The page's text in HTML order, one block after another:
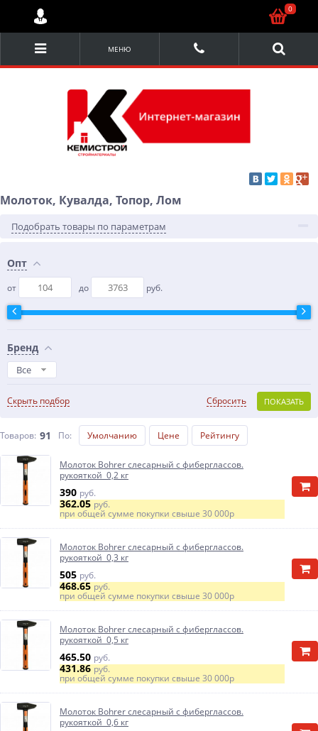
МЕНЮ
Молоток, Кувалда, Топор, Лом
Подобрать товары по параметрам
Опт
от до руб.
Бренд
Все
Скрыть подбор ПОКАЗАТЬ
Сбросить
Товаров: 91 По: Умолчанию Цене Рейтингу
Молоток Bohrer слесарный с фиберглассов.
рукояткой 0,2 кг
390 руб.
362.05руб.
при общей сумме покупки свыше 30 000р
Молоток Bohrer слесарный с фиберглассов.
рукояткой 0,3 кг
505 руб.
468.65руб.
при общей сумме покупки свыше 30 000р
Молоток Bohrer слесарный с фиберглассов.
рукояткой 0,5 кг
465.50 руб.
431.86руб.
при общей сумме покупки свыше 30 000р
Молоток Bohrer слесарный с фиберглассов.
рукояткой 0,6 кг
0